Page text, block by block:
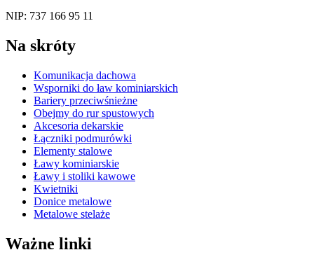
NIP: 737 166 95 11
Na skróty
Komunikacja dachowa
Wsporniki do ław kominiarskich
Bariery przeciwśnieżne
Obejmy do rur spustowych
Akcesoria dekarskie
Łączniki podmurówki
Elementy stalowe
Ławy kominiarskie
Ławy i stoliki kawowe
Kwietniki
Donice metalowe
Metalowe stelaże
Ważne linki